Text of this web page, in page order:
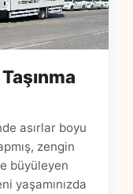
asırlar boyu
zengin
büyüleyen
yaşamınızda